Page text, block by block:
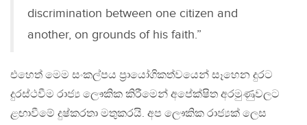
discrimination between one citizen and
another, on grounds of his faith.”
එහෙත් මෙම සංකල්පය ප්‍රායෝගිකත්වයෙන් සෑහෙන දුරට
දුරස්ථවීම රාජ්‍ය ලෞකික කිරීමෙන් අපේක්ෂිත අරමුණුවලට
ළඟාවීමේ දුෂ්කරතා මතුකරයි. අප ලෞකික රාජ්‍යක් ලෙස